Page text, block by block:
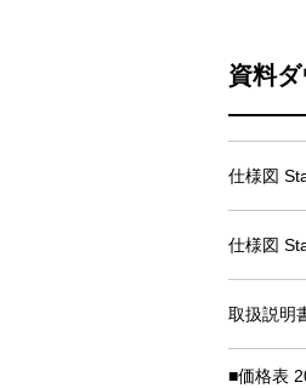
資料
仕様図
仕様図
取扱説明
■価格表